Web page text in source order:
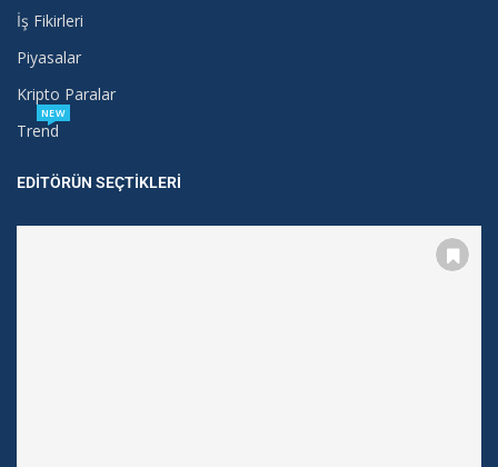
İş Fikirleri
Piyasalar
Kripto Paralar
Trend
NEW
EDITÖRÜN SEÇTIKLERI